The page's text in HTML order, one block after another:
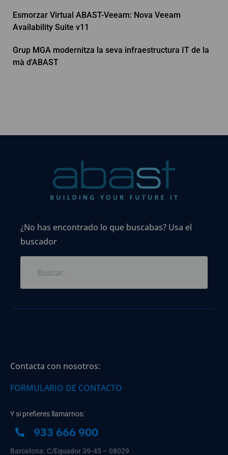
Esmorzar Virtual ABAST-Veeam: Nova Veeam
Availability Suite v11
Grup MGA modernitza la seva infraestructura IT de la
mà d'ABAST
¿No has encontrado lo que buscabas? Usa el
buscador
Contacta con nosotros:
FORMULARIO DE CONTACTO
Y si prefieres llamarnos:
933 666 900
Barcelona: C/Equador 39-45 – 08029